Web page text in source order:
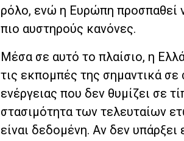
ρόλο, ενώ η Ευρώπη προσπαθεί
πιο αυστηρούς κανόνες.
Μέσα σε αυτό το πλαίσιο, η
τις εκπομπές της σημαντικά σε
ενέργειας που δεν θυμίζει σε
στασιμότητα των τελευταίων
είναι δεδομένη. Αν δεν